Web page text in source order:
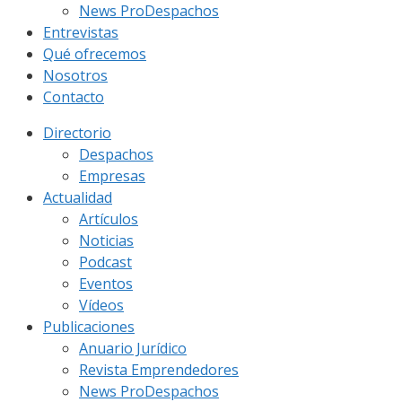
News ProDespachos
Entrevistas
Qué ofrecemos
Nosotros
Contacto
Directorio
Despachos
Empresas
Actualidad
Artículos
Noticias
Podcast
Eventos
Vídeos
Publicaciones
Anuario Jurídico
Revista Emprendedores
News ProDespachos